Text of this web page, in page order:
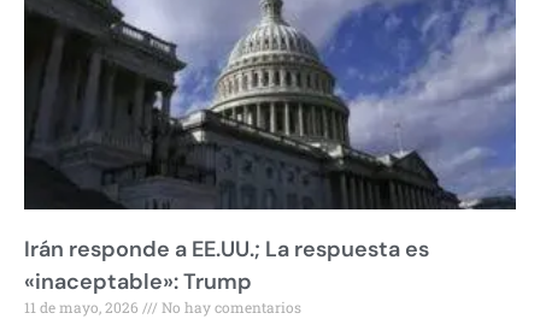
Irán responde a EE.UU.; La respuesta es
«inaceptable»: Trump
11 de mayo, 2026 No hay comentarios